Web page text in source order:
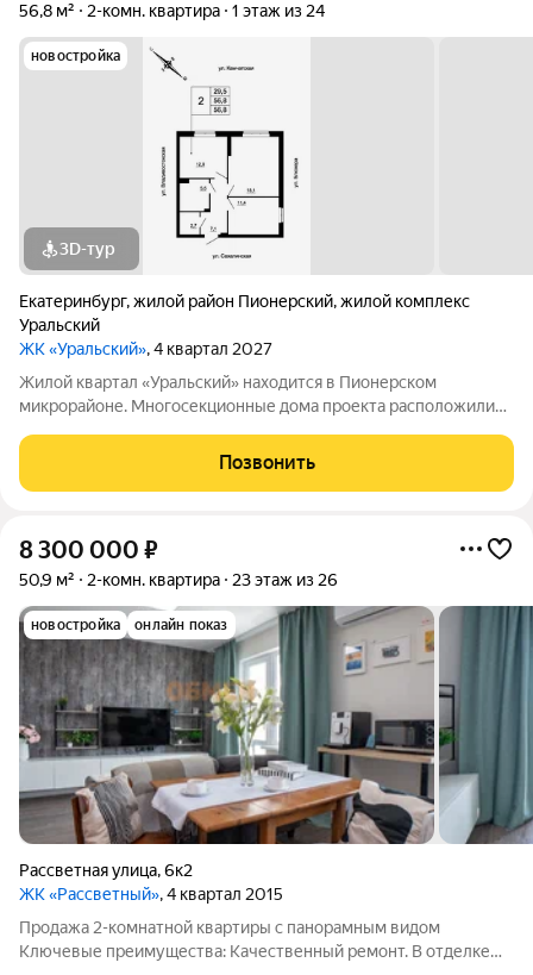
56,8 м² 2-комн. квартира 1 этаж из 24
новостройка
3D-тур
Екатеринбург,жилой район Пионерский,жилой комплекс
Уральский
ЖК «Уральский», 4 квартал 2027
Жилой квартал «Уральский» находится в Пионерском
микрорайоне. Многосекционные дома проекта расположились
Сахалинской, вблизи от Шарташского лесопарка. Мастер план
проекта предполагает возведение
Позвонить
8 300 000 ₽
50,9 м² 2-комн. квартира 23 этаж из 26
новостройка онлайн показ
Рассветная улица,6к2
ЖК «Рассветный», 4 квартал 2015
Продажа 2-комнатной квартиры с панорамным видом
Ключевые преимущества: Качественный ремонт. В отделке